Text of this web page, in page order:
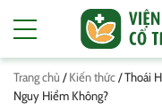
Trang chủ /Kiến thức/Thoái
Nguy Hiểm Không?